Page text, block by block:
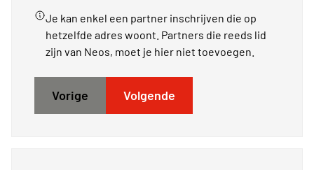
Je kan enkel een partner inschrijven die op
hetzelfde adres woont. Partners die reeds lid
zijn van Neos, moet je hier niet toevoegen.
Vorige Volgende